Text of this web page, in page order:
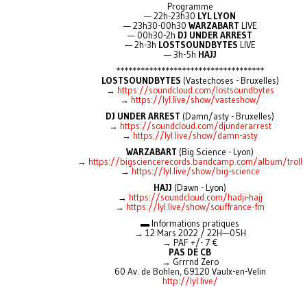
Programme
— 22h-23h30 LYL LYON
— 23h30-00h30 WARZABART LIVE
— 00h30-2h DJ UNDER ARREST
— 2h-3h LOSTSOUNDBYTES LIVE
— 3h-5h HAJJ
************************************
LOSTSOUNDBYTES (Vastechoses - Bruxelles)
→ https://soundcloud.com/lostsoundbytes
→ https://lyl.live/show/vasteshow/
DJ UNDER ARREST (Damn/asty - Bruxelles)
→ https://soundcloud.com/djunderarrest
→ https://lyl.live/show/damn-asty
WARZABART (Big Science - Lyon)
→ https://bigsciencerecords.bandcamp.com/album/troll
→ https://lyl.live/show/big-science
HAJJ (Dawn - Lyon)
→ https://soundcloud.com/hadji-hajj
→ https://lyl.live/show/souffrance-fm
▬ Informations pratiques
→ 12 Mars 2022 / 22H—05H
→ PAF +/- 7 €
PAS DE CB
→ Grrrnd Zero
60 Av. de Bohlen, 69120 Vaulx-en-Velin
http://lyl.live/